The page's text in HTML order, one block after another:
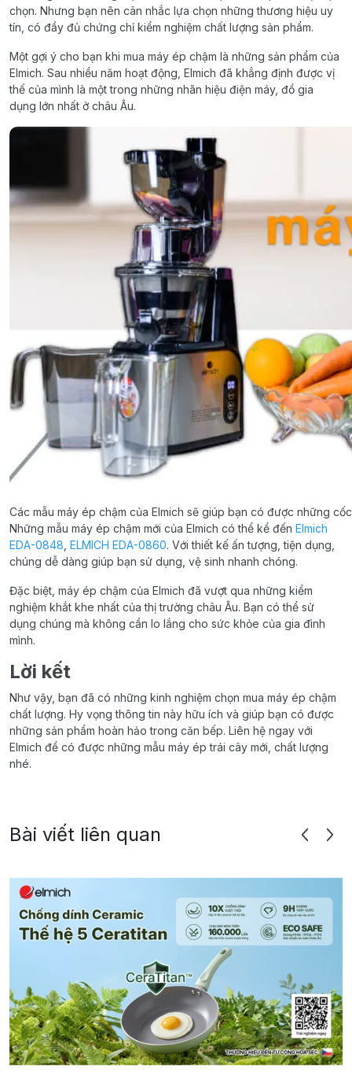
chọn. Nhưng bạn nên cân nhắc lựa chọn những thương hiệu uy
tín, có đầy đủ chứng chỉ kiểm nghiệm chất lượng sản phẩm.
Một gợi ý cho bạn khi mua máy ép chậm là những sản phẩm của
Elmich. Sau nhiều năm hoạt động, Elmich đã khẳng định được vị
thế của mình là một trong những nhãn hiệu điện máy, đồ gia
dụng lớn nhất ở châu Âu.
Các mẫu máy ép chậm của Elmich sẽ giúp bạn có được những
Những mẫu máy ép chậm mới của Elmich có thể kể đến Elmich
EDA-0848, ELMICH EDA-0860. Với thiết kế ấn tượng, tiện dụng,
chúng dễ dàng giúp bạn sử dụng, vệ sinh nhanh chóng.
Đặc biệt, máy ép chậm của Elmich đã vượt qua những kiểm
nghiệm khắt khe nhất của thị trường châu Âu. Bạn có thể sử
dụng chúng mà không cần lo lắng cho sức khỏe của gia đình
mình.
Lời kết
Như vậy, bạn đã có những kinh nghiệm chọn mua máy ép chậm
chất lượng. Hy vọng thông tin này hữu ích và giúp bạn có được
những sản phẩm hoàn hảo trong căn bếp. Liên hệ ngay với
Elmich để có được những mẫu máy ép trái cây mới, chất lượng
nhé.
Bài viết liên quan